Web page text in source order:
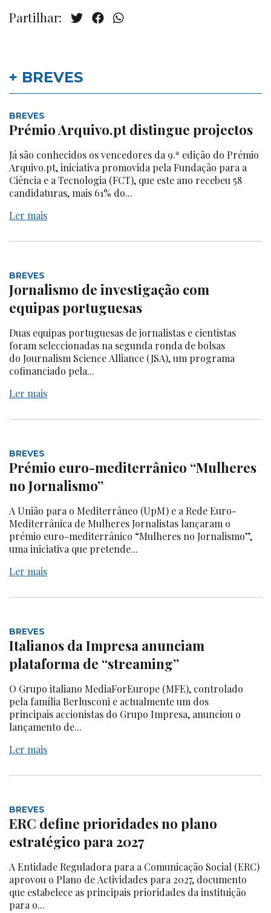
Partilhar:
+ BREVES
BREVES
Prémio Arquivo.pt distingue projectos
Já são conhecidos os vencedores da 9.ª edição do Prémio
Arquivo.pt, iniciativa promovida pela Fundação para a
Ciência e a Tecnologia (FCT), que este ano recebeu 58
candidaturas, mais 61% do...
Ler mais
BREVES
Jornalismo de investigação com
equipas portuguesas
Duas equipas portuguesas de jornalistas e cientistas
foram seleccionadas na segunda ronda de bolsas
do Journalism Science Alliance (JSA), um programa
cofinanciado pela...
Ler mais
BREVES
Prémio euro-mediterrânico “Mulheres
no Jornalismo”
A União para o Mediterrâneo (UpM) e a Rede Euro-
Mediterrânica de Mulheres Jornalistas lançaram o
prémio euro-mediterrânico “Mulheres no Jornalismo”,
uma iniciativa que pretende...
Ler mais
BREVES
Italianos da Impresa anunciam
plataforma de “streaming”
O Grupo italiano MediaForEurope (MFE), controlado
pela família Berlusconi e actualmente um dos
principais accionistas do Grupo Impresa, anunciou o
lançamento de...
Ler mais
BREVES
ERC define prioridades no plano
estratégico para 2027
A Entidade Reguladora para a Comunicação Social (ERC)
aprovou o Plano de Actividades para 2027, documento
que estabelece as principais prioridades da instituição
para o...